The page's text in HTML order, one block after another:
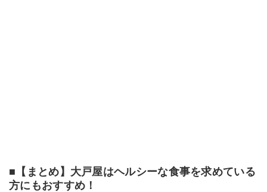
■【まとめ】大戸屋はヘルシーな食事を求めている
方にもおすすめ！